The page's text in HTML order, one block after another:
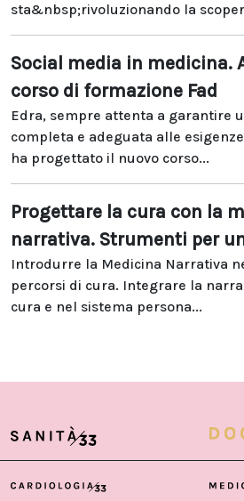
sta&nbsp;rivoluzionando la
Social media in medicina.
corso di formazione Fad
Edra, sempre attenta a garantire
completa e adeguata alle
ha progettato il nuovo corso...
Progettare la cura con la
narrativa. Strumenti per
Introdurre la Medicina Narrativa
percorsi di cura. Integrare la
cura e nel sistema persona...